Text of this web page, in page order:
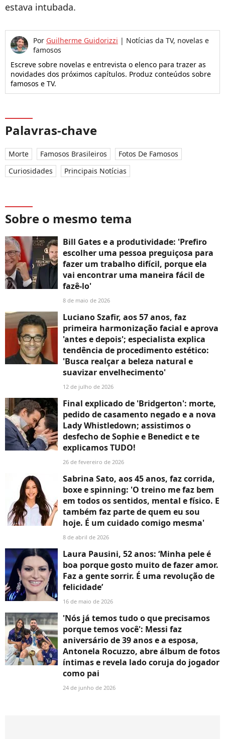
estava intubada.
Por Guilherme Guidorizzi | Notícias da TV, novelas e
famosos
Escreve sobre novelas e entrevista o elenco para trazer as
novidades dos próximos capítulos. Produz conteúdos sobre
famosos e TV.
Palavras-chave
Morte Famosos Brasileiros
Fotos De Famosos
Curiosidades
Principais Notícias
Sobre o mesmo tema
Bill Gates e a produtividade: 'Prefiro
escolher uma pessoa preguiçosa para
fazer um trabalho difícil, porque ela
vai encontrar uma maneira fácil de
fazê-lo'
8 de maio de 2026
Luciano Szafir, aos 57 anos, faz
primeira harmonização facial e aprova
'antes e depois'; especialista explica
tendência de procedimento estético:
'Busca realçar a beleza natural e
suavizar envelhecimento'
12 de julho de 2026
Final explicado de 'Bridgerton': morte,
pedido de casamento negado e a nova
Lady Whistledown; assistimos o
desfecho de Sophie e Benedict e te
explicamos TUDO!
26 de fevereiro de 2026
Sabrina Sato, aos 45 anos, faz corrida,
boxe e spinning: 'O treino me faz bem
em todos os sentidos, mental e físico. E
também faz parte de quem eu sou
hoje. É um cuidado comigo mesma'
8 de abril de 2026
Laura Pausini, 52 anos: ‘Minha pele é
boa porque gosto muito de fazer amor.
Faz a gente sorrir. É uma revolução de
felicidade’
16 de maio de 2026
'Nós já temos tudo o que precisamos
porque temos você': Messi faz
aniversário de 39 anos e a esposa,
Antonela Rocuzzo, abre álbum de fotos
íntimas e revela lado coruja do jogador
como pai
24 de junho de 2026